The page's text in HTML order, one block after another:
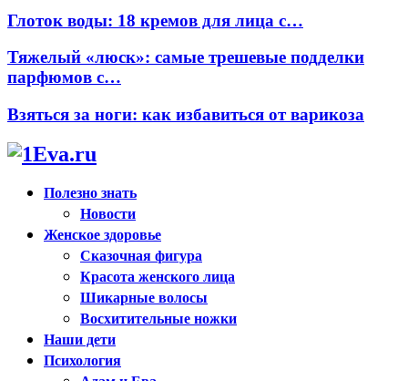
Глоток воды: 18 кремов для лица с…
Тяжелый «люск»: самые трешевые подделки
парфюмов с…
Взяться за ноги: как избавиться от варикоза
Полезно знать
Новости
Женское здоровье
Сказочная фигура
Красота женского лица
Шикарные волосы
Восхитительные ножки
Наши дети
Психология